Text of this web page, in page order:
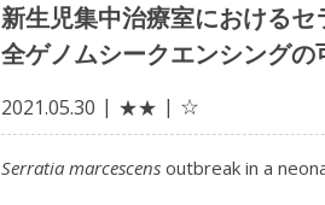
新生児集中治療室における
全ゲノムシークエンシング
2021.05.30 ★★ ☆
Serratia marcescens outbreak in a